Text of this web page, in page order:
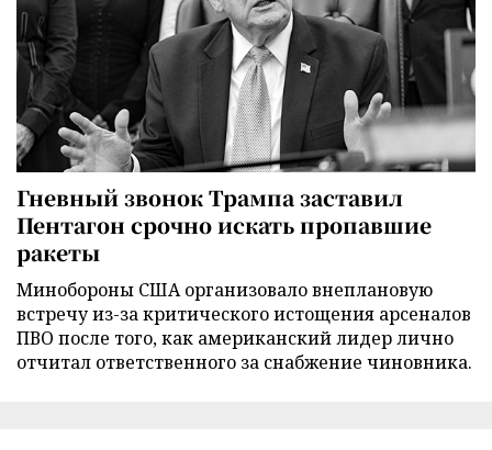
Гневный звонок Трампа заставил
Пентагон срочно искать пропавшие
ракеты
Минобороны США организовало внеплановую
встречу из-за критического истощения арсеналов
ПВО после того, как американский лидер лично
отчитал ответственного за снабжение чиновника.